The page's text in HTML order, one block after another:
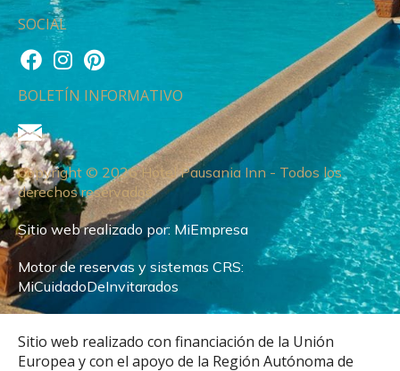
SOCIAL
BOLETÍN INFORMATIVO
Copyright © 2026 Hotel Pausania Inn - Todos los
derechos reservados
Sitio web realizado por: MiEmpresa
Motor de reservas y sistemas CRS:
MiCuidadoDeInvitarados
Sitio web realizado con financiación de la Unión
Europea y con el apoyo de la Región Autónoma de